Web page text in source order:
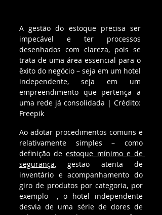
A gestão do estoque precisa ser
impecável e ter processos
desenhados com clareza, pois se
trata de uma área essencial para o
êxito do negócio – seja em um hotel
independente, seja em um
empreendimento que pertença a
uma rede já consolidada | Crédito:
Freepik
Ao adotar procedimentos comuns e
relativamente simples – como
definição de estoque mínimo e de
segurança, gestão atenta de
inventário e acompanhamento do
giro de produtos por categoria, por
exemplo –, o hotel independente
desvia de uma série de dores de